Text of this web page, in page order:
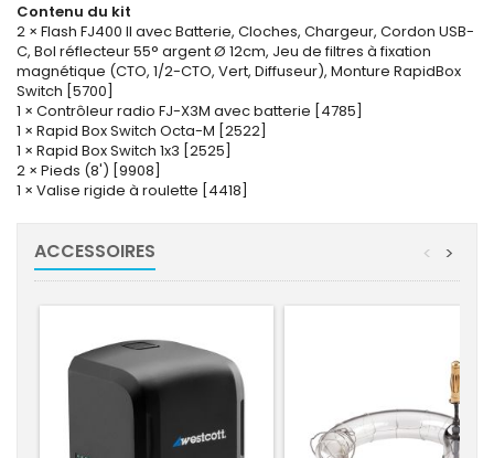
Contenu du kit
2 × Flash FJ400 II avec Batterie, Cloches, Chargeur, Cordon USB-
C, Bol réflecteur 55° argent Ø 12cm, Jeu de filtres à fixation
magnétique (CTO, 1/2-CTO, Vert, Diffuseur), Monture RapidBox
Switch [5700]
1 × Contrôleur radio FJ-X3M avec batterie [4785]
1 × Rapid Box Switch Octa-M [2522]
1 × Rapid Box Switch 1x3 [2525]
2 × Pieds (8') [9908]
1 × Valise rigide à roulette [4418]
ACCESSOIRES >
<